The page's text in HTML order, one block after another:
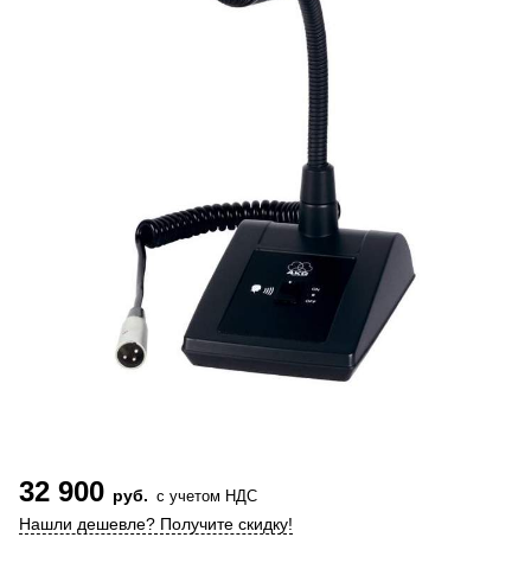
32 900 руб. с учетом НДС
Нашли дешевле? Получите скидку!